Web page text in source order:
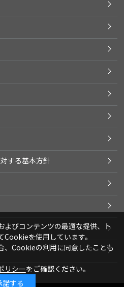
する基本方針
よびコンテンツの最適な提供、ト
を使用しています。
、Cookieの利用に同意したことも
リシーをご確認ください。
諾する